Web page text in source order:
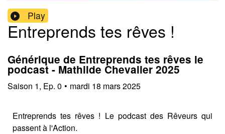
Play
Entreprends tes rêves !
Générique de Entreprends tes rêves le
podcast - Mathilde Chevalier 2025
Saison 1, Ep. 0 • mardi 18 mars 2025
Entreprends tes rêves ! Le podcast des Rêveurs qui
passent à l'Action.